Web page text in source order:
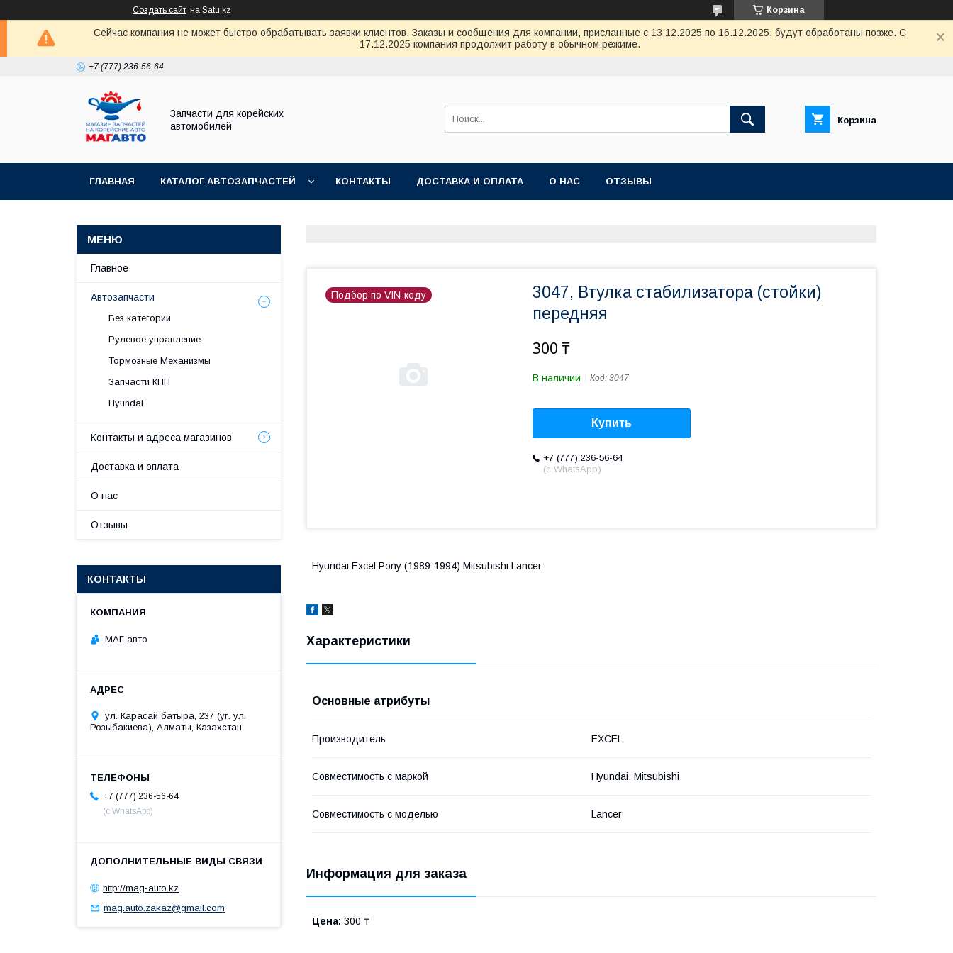
Создать сайт на Satu.kz Корзина
Сейчас компания не может быстро обрабатывать заявки клиентов. Заказы и сообщения для компании, присланные с 13.12.2025 по 16.12.2025, будут обработаны позже. С
17.12.2025 компания продолжит работу в обычном режиме.
+7 (777) 236-56-64
Запчасти для корейских
автомобилей
Корзина
ГЛАВНАЯ КАТАЛОГ АВТОЗАПЧАСТЕЙ КОНТАКТЫ ДОСТАВКА И ОПЛАТА О НАС ОТЗЫВЫ
Подбор по VIN-коду
3047, Втулка стабилизатора (стойки)
передняя
300 ₸
В наличии Код: 3047
Купить
+7 (777) 236-56-64
(с WhatsApp)
Hyundai Excel Pony (1989-1994) Mitsubishi Lancer
Характеристики
Основные атрибуты
Производитель EXCEL
Совместимость с маркой Hyundai, Mitsubishi
Совместимость с моделью Lancer
Информация для заказа
Цена: 300 ₸
Главное
Автозапчасти
Без категории
Рулевое управление
Тормозные Механизмы
Запчасти КПП
Hyundai
Контакты и адреса магазинов
Доставка и оплата
О нас
Отзывы
КОНТАКТЫ
МАГ авто
ул. Карасай батыра, 237 (уг. ул.
Розыбакиева), Алматы, Казахстан
+7 (777) 236-56-64
(с WhatsApp)
http://mag-auto.kz
mag.auto.zakaz@gmail.com